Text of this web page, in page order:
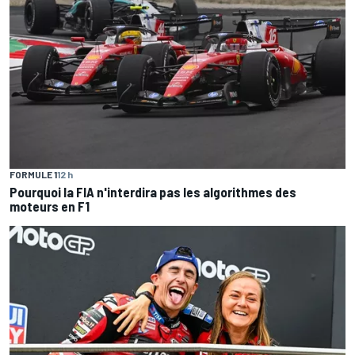
FORMULE 112 h
Pourquoi la FIA n'interdira pas les algorithmes des
moteurs en F1